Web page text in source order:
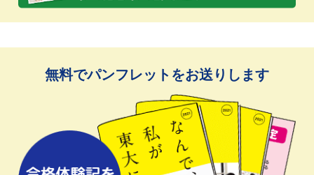
無料でパンフレットをお送りします